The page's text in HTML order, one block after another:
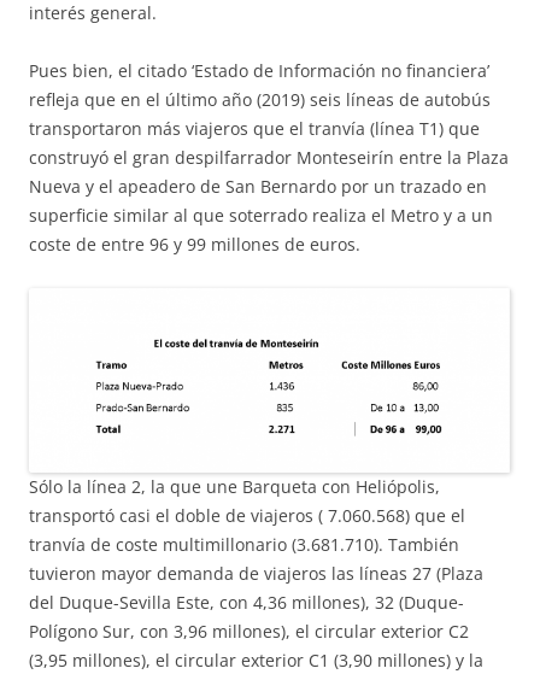
interés general.
Pues bien, el citado ‘Estado de Información no financiera’
refleja que en el último año (2019) seis líneas de autobús
transportaron más viajeros que el tranvía (línea T1) que
construyó el gran despilfarrador Monteseirín entre la Plaza
Nueva y el apeadero de San Bernardo por un trazado en
superficie similar al que soterrado realiza el Metro y a un
coste de entre 96 y 99 millones de euros.
Sólo la línea 2, la que une Barqueta con Heliópolis,
transportó casi el doble de viajeros ( 7.060.568) que el
tranvía de coste multimillonario (3.681.710). También
tuvieron mayor demanda de viajeros las líneas 27 (Plaza
del Duque-Sevilla Este, con 4,36 millones), 32 (Duque-
Polígono Sur, con 3,96 millones), el circular exterior C2
(3,95 millones), el circular exterior C1 (3,90 millones) y la